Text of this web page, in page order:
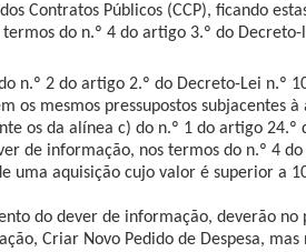
Contratos Públicos (CCP), ficando
do n.º 4 do artigo 3.º do
n.º 2 do artigo 2.º do Decreto-Lei n.º
os mesmos pressupostos subjacentes
os da alínea c) do n.º 1 do artigo 24.º
de informação, nos termos do n.º 4
uma aquisição cujo valor é superior a
do dever de informação, deverão no
Criar Novo Pedido de Despesa,